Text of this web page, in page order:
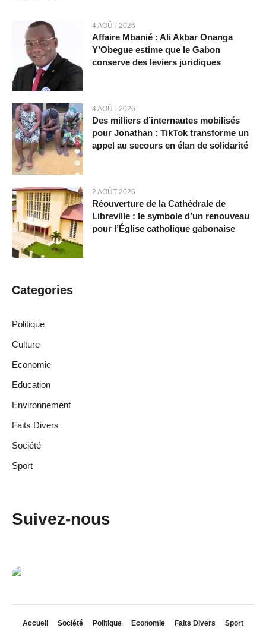
4 AOÛT 2026
Affaire Mbanié : Ali Akbar Onanga
Y’Obegue estime que le Gabon
conserve des leviers juridiques
4 AOÛT 2026
Des milliers d’internautes mobilisés
pour Jonathan : TikTok transforme un
appel au secours en élan de solidarité
2 AOÛT 2026
Réouverture de la Cathédrale de
Libreville : le symbole d’un renouveau
pour l’Église catholique gabonaise
Categories
Politique
Culture
Economie
Education
Environnement
Faits Divers
Société
Sport
Suivez-nous
Accueil Société Politique Economie Faits Divers Sport